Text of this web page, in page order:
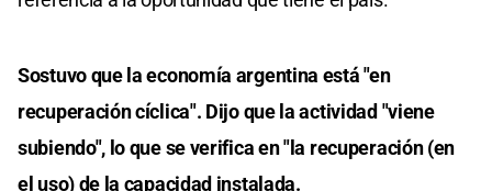
Sostuvo que la economía argentina está "en
recuperación cíclica". Dijo que la actividad "viene
subiendo", lo que se verifica en "la recuperación (en
el uso) de la capacidad instalada.